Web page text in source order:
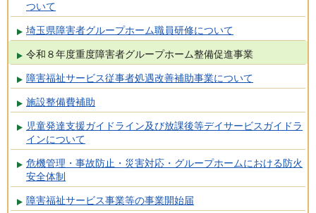
ついて
埼玉県障害者グループホーム職員研修について
令和８年度重度障害者グループホーム整備促進事業
障害福祉サービス従事者処遇改善補助事業について
施設整備費補助
児童発達支援ガイドライン及び放課後等デイサービスガイドラ
インについて
危機管理・事故防止・災害対応・グループホームにおける防火
安全体制
障害福祉サービス事業等の事業開始届